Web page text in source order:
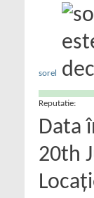
sorel
Reputatie:
Data
20th